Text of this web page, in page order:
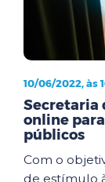
10/06/2022, às
Secretaria
online
públicos
Com o
de estímulo